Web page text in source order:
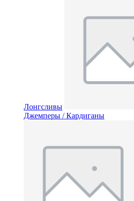
Лонгсливы
Джемперы / Кардиганы